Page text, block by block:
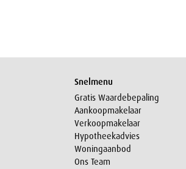
Snelmenu
Gratis Waardebepaling
Aankoopmakelaar
Verkoopmakelaar
Hypotheekadvies
Woningaanbod
Ons Team